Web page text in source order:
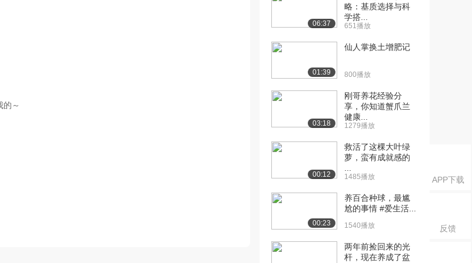
APP下载
反馈
的～
06:37
略：基质选择与科
学搭...
651播放
01:39
仙人掌换土增肥记
800播放
03:18
刚哥养花经验分
享，你知道蟹爪兰
健康...
1279播放
00:12
救活了这棵大叶绿
萝，蛮有成就感的
1485播放
00:23
养百合种球，最尴
尬的事情 #爱生活...
1540播放
两年前捡回来的光
杆，现在养成了盆